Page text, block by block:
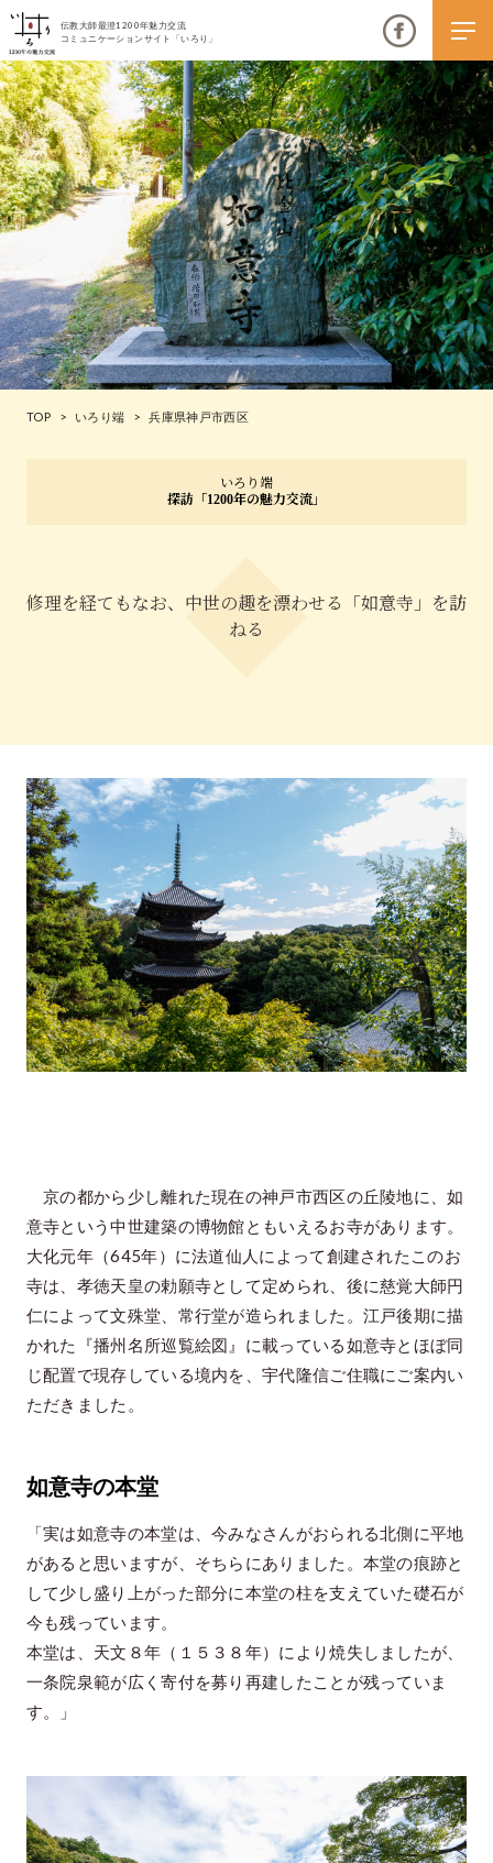
伝教大師最澄1200年魅力交流
コミュニケーションサイト「いろり」
伝教大師最澄1200年魅力交流
いろりとは
伝教大師最澄1200年魅力交流委員会とは
大学コラボプロジェクト
お問い合わせ
TOP > いろり端 > 兵庫県神戸市西区
いろり端
探訪「1200年の魅力交流」
修理を経てもなお、中世の趣を漂わせる「如意寺」を訪
ねる
京の都から少し離れた現在の神戸市西区の丘陵地に、如
意寺という中世建築の博物館ともいえるお寺があります。
大化元年（645年）に法道仙人によって創建されたこのお
寺は、孝徳天皇の勅願寺として定められ、後に慈覚大師円
仁によって文殊堂、常行堂が造られました。江戸後期に描
かれた『播州名所巡覧絵図』に載っている如意寺とほぼ同
じ配置で現存している境内を、宇代隆信ご住職にご案内い
ただきました。
如意寺の本堂
「実は如意寺の本堂は、今みなさんがおられる北側に平地
があると思いますが、そちらにありました。本堂の痕跡と
して少し盛り上がった部分に本堂の柱を支えていた礎石が
今も残っています。
本堂は、天文８年（１５３８年）により焼失しましたが、
一条院泉範が広く寄付を募り再建したことが残っていま
す。」